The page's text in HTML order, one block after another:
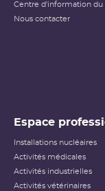
Centre d'information du
Nous contacter
Espace
Installations nucléaires
Activités médicales
Activités industrielles
Activités vétérinaires